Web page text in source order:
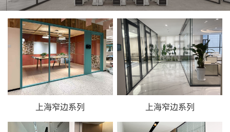
上海窄边系列 上海窄边系列